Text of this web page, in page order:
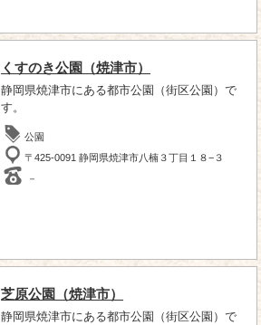
くすのき公園（焼津市）
静岡県焼津市にある都市公園（街区公園）で
す。
公園
〒425-0091 静岡県焼津市八楠３丁目１８−３
－
芝原公園（焼津市）
静岡県焼津市にある都市公園（街区公園）で